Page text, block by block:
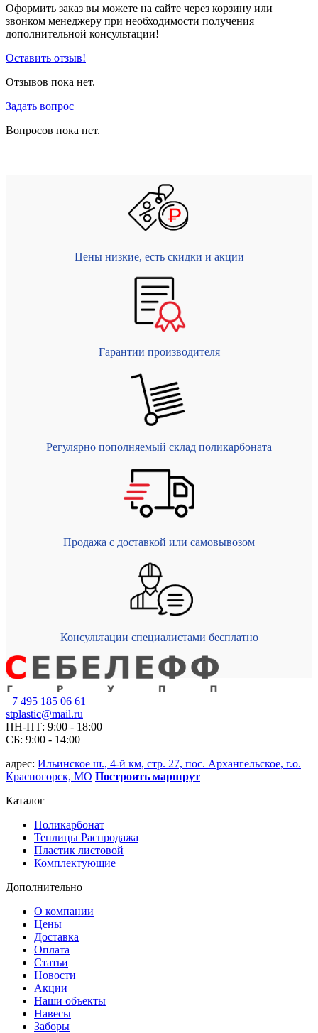
Оформить заказ вы можете на сайте через корзину или
звонком менеджеру при необходимости получения
дополнительной консультации!
Оставить отзыв!
Отзывов пока нет.
Задать вопрос
Вопросов пока нет.
Цены низкие, есть скидки и акции
Гарантии производителя
Регулярно пополняемый склад поликарбоната
Продажа с доставкой или самовывозом
Консультации специалистами бесплатно
+7 495 185 06 61
stplastic@mail.ru
ПН-ПТ: 9:00 - 18:00
СБ: 9:00 - 14:00
адрес: Ильинское ш., 4-й км, стр. 27, пос. Архангельское, г.о.
Красногорск, МО Построить маршрут
Каталог
Поликарбонат
Теплицы Распродажа
Пластик листовой
Комплектующие
Дополнительно
О компании
Цены
Доставка
Оплата
Статьи
Новости
Акции
Наши объекты
Навесы
Заборы